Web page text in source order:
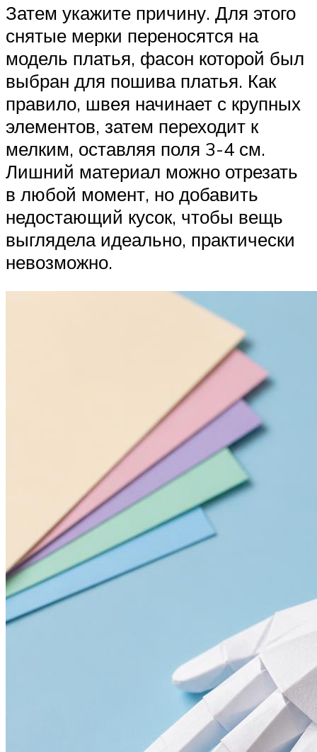
Затем укажите причину. Для этого
снятые мерки переносятся на
модель платья, фасон которой был
выбран для пошива платья. Как
правило, швея начинает с крупных
элементов, затем переходит к
мелким, оставляя поля 3-4 см.
Лишний материал можно отрезать
в любой момент, но добавить
недостающий кусок, чтобы вещь
выглядела идеально, практически
невозможно.